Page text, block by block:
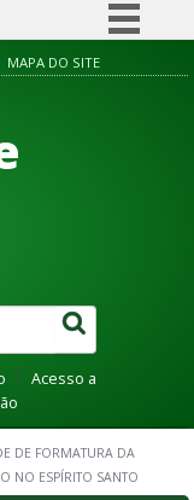
Simplifique!
à informação
MAPA DO SITE
Acesso a
DE FORMATURA DA
NO ESPÍRITO SANTO